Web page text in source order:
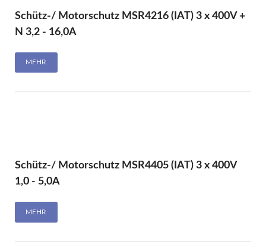
Schütz-/ Motorschutz MSR4216 (IAT) 3 x 400V +
N 3,2 - 16,0A
MEHR
Schütz-/ Motorschutz MSR4405 (IAT) 3 x 400V
1,0 - 5,0A
MEHR